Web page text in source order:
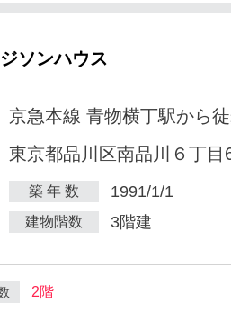
ソンハウス
京急本線 青物横丁駅から
東京都品川区南品川６丁目
築 年 数 1991/1/1
建物階数 3階建
2階